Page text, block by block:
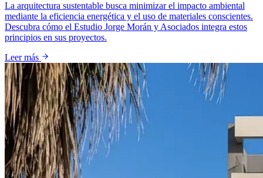
La arquitectura sustentable busca minimizar el impacto ambiental
mediante la eficiencia energética y el uso de materiales conscientes.
Descubra cómo el Estudio Jorge Morán y Asociados integra estos
principios en sus proyectos.
Leer más